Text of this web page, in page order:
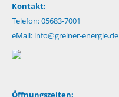
Kontakt:
Telefon: 05683-7001
eMail: info@greiner-energie.de
Öffnungszeiten: